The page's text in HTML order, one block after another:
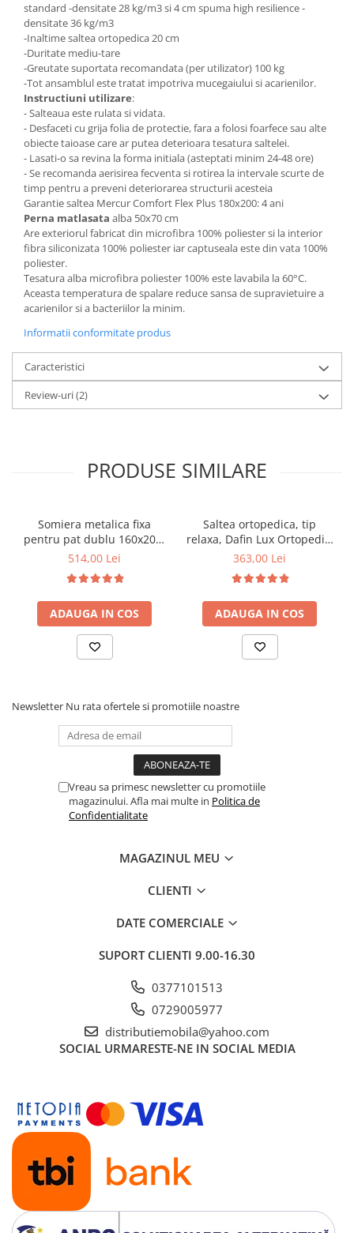
standard -densitate 28 kg/m3 si 4 cm spuma high resilience -
densitate 36 kg/m3
-Inaltime saltea ortopedica 20 cm
-Duritate mediu-tare
-Greutate suportata recomandata (per utilizator) 100 kg
-Tot ansamblul este tratat impotriva mucegaiului si acarienilor.
Instructiuni utilizare:
- Salteaua este rulata si vidata.
- Desfaceti cu grija folia de protectie, fara a folosi foarfece sau alte
obiecte taioase care ar putea deterioara tesatura saltelei.
- Lasati-o sa revina la forma initiala (asteptati minim 24-48 ore)
- Se recomanda aerisirea fecventa si rotirea la intervale scurte de
timp pentru a preveni deteriorarea structurii acesteia
Garantie saltea Mercur Comfort Flex Plus 180x200: 4 ani
Perna matlasata alba 50x70 cm
Are exteriorul fabricat din microfibra 100% poliester si la interior
fibra siliconizata 100% poliester iar captuseala este din vata 100%
poliester.
Tesatura alba microfibra poliester 100% este lavabila la 60°C.
Aceasta temperatura de spalare reduce sansa de supravietuire a
acarienilor si a bacteriilor la minim.
Informatii conformitate produs
Caracteristici
Review-uri(2)
PRODUSE SIMILARE
Somiera metalica fixa
pentru pat dublu 160x200,
6 picioare, 32 lamele lemn
saltea ferm, negru
514,00 Lei
ADAUGA IN COS
Saltea ortopedica, tip
relaxa, Dafin Lux Ortopedic,
90x200x21cm, fermitate
tip Bonell, fata vara-iarna,
sistem de aerisire cu
butoni, Salt Confort
363,00 Lei
ADAUGA IN COS
Newsletter Nu rata ofertele si promotiile noastre
Vreau sa primesc newsletter cu promotiile
magazinului. Afla mai multe in Politica de
Confidentialitate
MAGAZINUL MEU
CLIENTI
DATE COMERCIALE
SUPORT CLIENTI 9.00-16.30
0377101513
0729005977
distributiemobila@yahoo.com
SOCIAL URMARESTE-NE IN SOCIAL MEDIA